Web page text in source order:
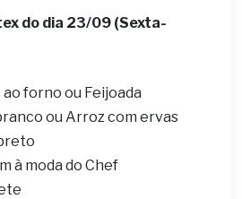
do dia 23/09 (Sexta-
ao forno ou Feijoada
ou Arroz com ervas
à moda do Chef